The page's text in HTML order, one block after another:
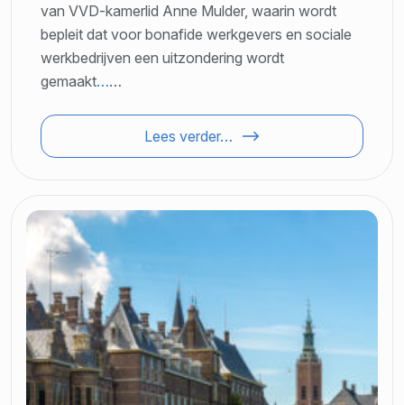
van VVD-kamerlid Anne Mulder, waarin wordt
bepleit dat voor bonafide werkgevers en sociale
werkbedrijven een uitzondering wordt
gemaakt……
Lees verder…